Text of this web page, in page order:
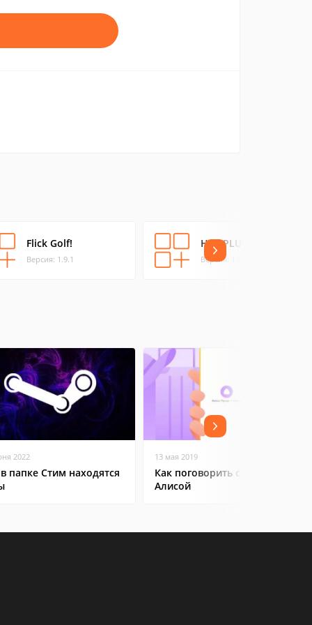
Flick Golf!
Версия: 1.9.1
HB2 PLUS
Версия: 1.3.3
2022
папке Стим находятся
13 мая 2019
Как поговорить с Яндекс
Алисой